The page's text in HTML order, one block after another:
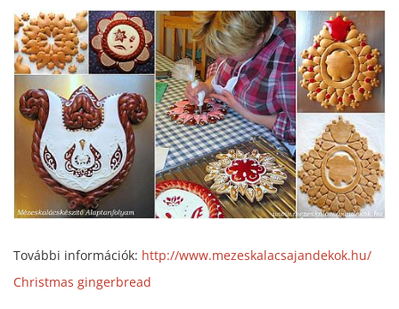
További információk: http://www.mezeskalacsajandekok.hu/
Christmas gingerbread